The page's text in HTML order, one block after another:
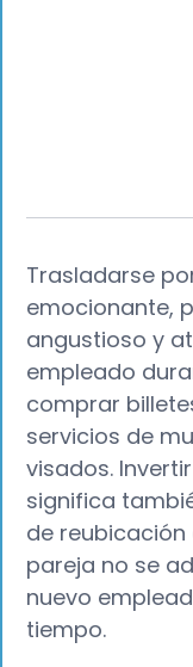
Trasladarse
emocionante,
angustioso y
empleado
comprar
servicios de
visados.
significa
de reubicación
pareja no se
nuevo
tiempo.